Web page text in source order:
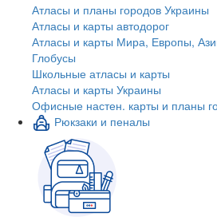
Атласы и планы городов Украины
Атласы и карты автодорог
Атласы и карты Мира, Европы,
Глобусы
Школьные атласы и карты
Атласы и карты Украины
Офисные настен. карты и планы
Рюкзаки и пеналы